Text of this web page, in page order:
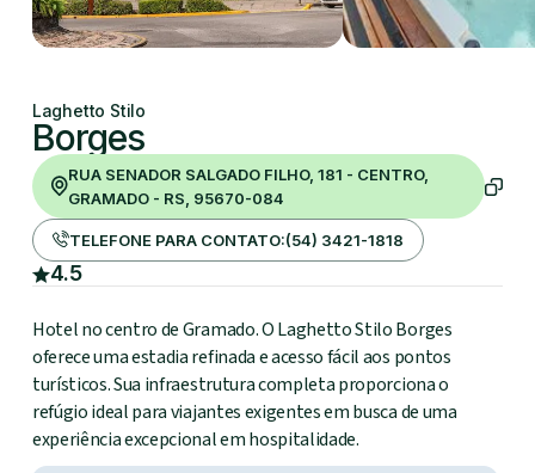
Laghetto Stilo
Borges
RUA SENADOR SALGADO FILHO, 181 - CENTRO,
GRAMADO - RS, 95670-084
TELEFONE PARA CONTATO:(54) 3421-1818
4.5
Hotel no centro de Gramado. O Laghetto Stilo Borges
oferece uma estadia refinada e acesso fácil aos pontos
turísticos. Sua infraestrutura completa proporciona o
refúgio ideal para viajantes exigentes em busca de uma
experiência excepcional em hospitalidade.